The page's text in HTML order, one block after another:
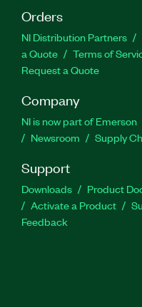
Orders
NI Distribution Partners
a Quote
Terms of
Request a Quote
Company
NI is now part of Emerson
Newsroom
Supply
Support
Downloads Product
Activate a Product
Feedback